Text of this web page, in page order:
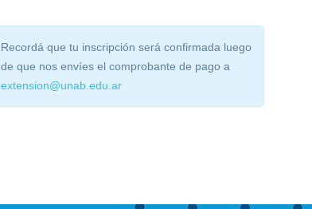
Recordá que tu inscripción será confirmada luego
de que nos envíes el comprobante de pago a
extension@unab.edu.ar